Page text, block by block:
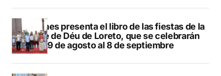
Duanes presenta el libro de las fiestas de la
Mare de Déu de Loreto, que se celebrarán
del 29 de agosto al 8 de septiembre